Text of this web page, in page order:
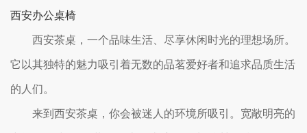
西安办公桌椅
西安茶桌，一个品味生活、尽享休闲时光的理想场所。
它以其独特的魅力吸引着无数的品茗爱好者和追求品质生活
的人们。
来到西安茶桌，你会被迷人的环境所吸引。宽敞明亮的